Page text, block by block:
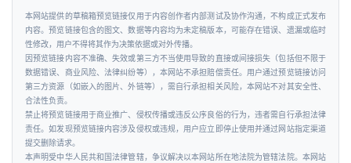
出
行
行
业
资
讯
本网站提供的草稿箱预览链接仅用于内容创作者内部测试及协作沟通，不构成正式发布
内容。预览链接包含的图文、数据等内容均为未定稿版本，可能存在错误、遗漏或临时
性修改，用户不得将其作为决策依据或对外传播。
因预览链接内容不准确、失效或第三方不当使用导致的直接或间接损失（包括但不限于
数据错误、商业风险、法律纠纷等），本网站不承担赔偿责任。用户通过预览链接访问
第三方资源（如嵌入的图片、外链等），需自行承担相关风险，本网站不对其安全性、
合法性负责。
禁止将预览链接用于商业推广、侵权传播或违反公序良俗的行为，违者需自行承担法律
责任。如发现预览链接内容涉及侵权或违规，用户应立即停止使用并通过网站指定渠道
提交删除请求。
本声明受中华人民共和国法律管辖，争议解决以本网站所在地法院为管辖法院。本网站